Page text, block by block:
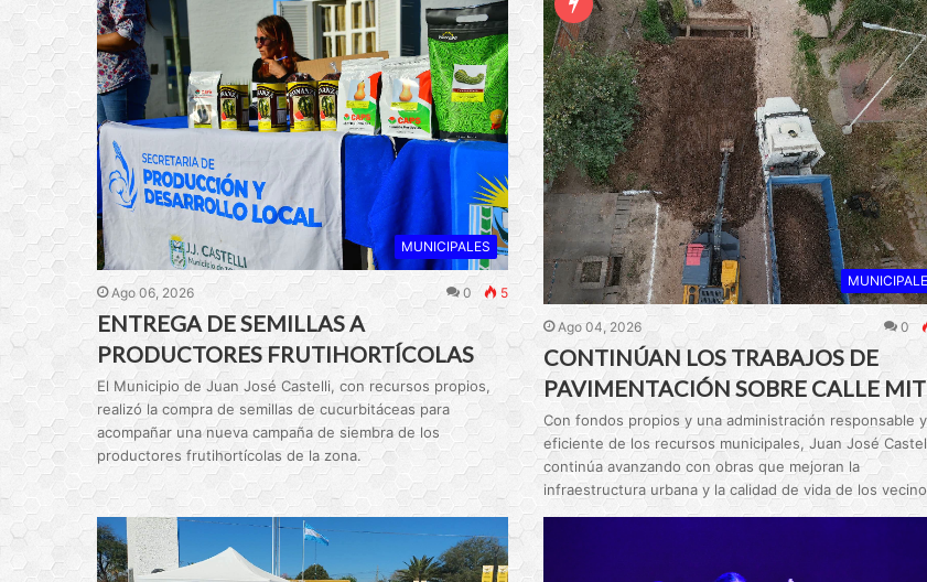
MUNICIPALES
Ago 06, 2026 0 5
ENTREGA DE SEMILLAS A
PRODUCTORES FRUTIHORTÍCOLAS
El Municipio de Juan José Castelli, con recursos propios,
realizó la compra de semillas de cucurbitáceas para
acompañar una nueva campaña de siembra de los
productores frutihortícolas de la zona.
Ago 04, 2026 0
CONTINÚAN LOS TRABAJOS DE
PAVIMENTACIÓN SOBRE CALLE
Con fondos propios y una administración responsable y
eficiente de los recursos municipales, Juan José
continúa avanzando con obras que mejoran la
infraestructura urbana y la calidad de vida de los